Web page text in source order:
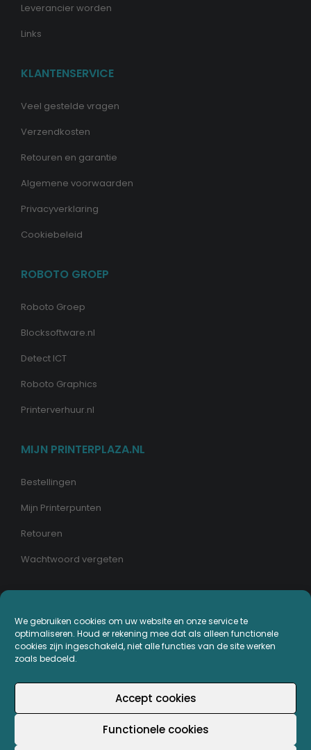
We gebruiken cookies om uw website en onze service te
optimaliseren. Houd er rekening mee dat als alleen functionele
cookies zijn ingeschakeld, niet alle functies van de site werken
zoals bedoeld.
Accept cookies
Functionele cookies
Leverancier worden
Links
KLANTENSERVICE
Veel gestelde vragen
Verzendkosten
Retouren en garantie
Algemene voorwaarden
Privacyverklaring
Cookiebeleid
ROBOTO GROEP
Roboto Groep
Blocksoftware.nl
Detect ICT
Roboto Graphics
Printerverhuur.nl
MIJN PRINTERPLAZA.NL
Bestellingen
Mijn Printerpunten
Retouren
Wachtwoord vergeten
© Copyright - Printerplaza.nl